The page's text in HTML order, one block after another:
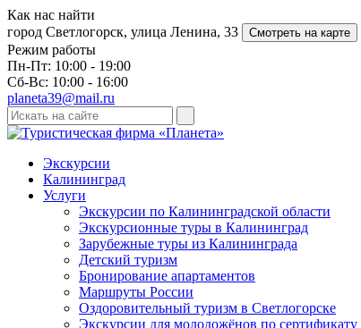
Как нас найти
город Светлогорск, улица Ленина, 33
Смотреть на карте
Режим работы
Пн-Пт: 10:00 - 19:00
Сб-Вс: 10:00 - 16:00
planeta39@mail.ru
Экскурсии
Калининград
Услуги
Экскурсии по Калининградской области
Экскурсионные туры в Калининград
Зарубежные туры из Калининграда
Детский туризм
Бронирование апартаментов
Маршруты России
Оздоровительный туризм в Cветлогорске
Экскурсии для молодожёнов по сертификату